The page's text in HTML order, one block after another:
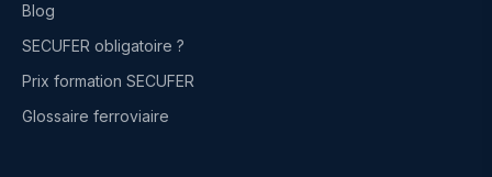
Blog
SECUFER obligatoire ?
Prix formation SECUFER
Glossaire ferroviaire